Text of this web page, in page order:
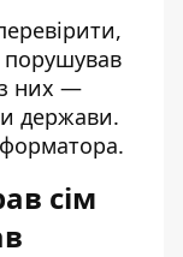
порушував
них —
держави.
.
сім